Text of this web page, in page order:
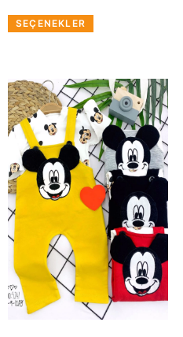
SEÇENEKLER